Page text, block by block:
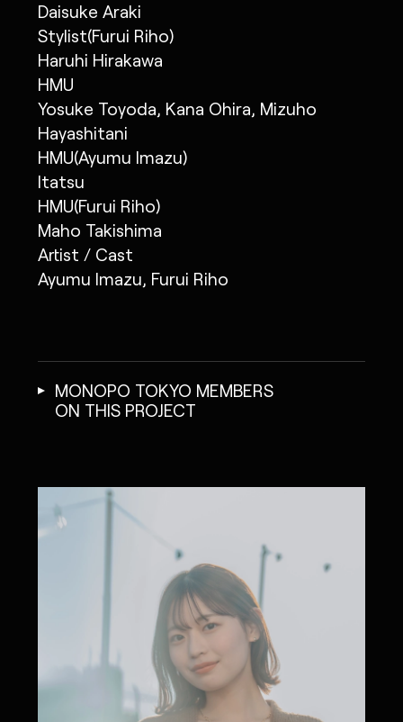
Daisuke Araki
Stylist(Furui Riho)
Haruhi Hirakawa
HMU
Yosuke Toyoda, Kana Ohira, Mizuho
Hayashitani
HMU(Ayumu Imazu)
Itatsu
HMU(Furui Riho)
Maho Takishima
Artist / Cast
Ayumu Imazu, Furui Riho
MONOPO TOKYO MEMBERS
ON THIS PROJECT